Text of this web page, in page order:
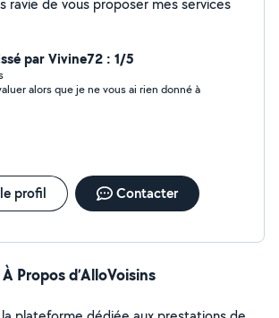
ravie de vous proposer mes services
par Vivine72 : 1/5
alors que je ne vous ai rien donné à
profil Contacter
À Propos d’AlloVoisins